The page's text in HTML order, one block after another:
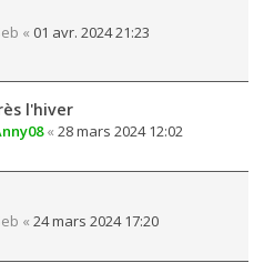
« 01 avr. 2024 21:23
l'hiver
« 28 mars 2024 12:02
« 24 mars 2024 17:20